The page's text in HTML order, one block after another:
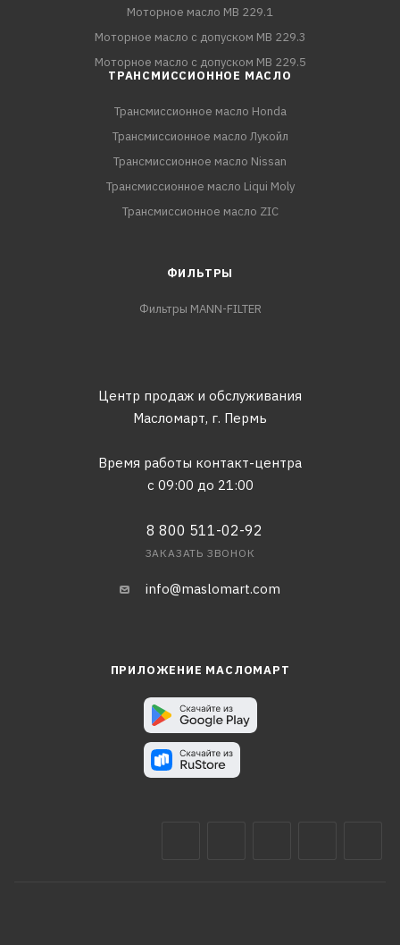
Моторное масло MB 229.1
Моторное масло с допуском MB 229.3
Моторное масло с допуском MB 229.5
ТРАНСМИССИОННОЕ МАСЛО
Трансмиссионное масло Honda
Трансмиссионное масло Лукойл
Трансмиссионное масло Nissan
Трансмиссионное масло Liqui Moly
Трансмиссионное масло ZIC
ФИЛЬТРЫ
Фильтры MANN-FILTER
Центр продаж и обслуживания
Масломарт, г. Пермь
Время работы контакт-центра
с 09:00 до 21:00
8 800 511-02-92
ЗАКАЗАТЬ ЗВОНОК
info@maslomart.com
ПРИЛОЖЕНИЕ МАСЛОМАРТ